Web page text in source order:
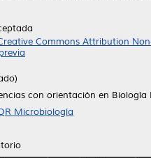
Commons Attribution
con orientación en
Microbiología